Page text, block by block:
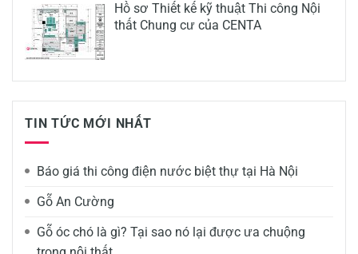
Hồ sơ Thiết kế kỹ thuật Thi công Nội
thất Chung cư của CENTA
TIN TỨC MỚI NHẤT
Báo giá thi công điện nước biệt thự tại Hà Nội
Gỗ An Cường
Gỗ óc chó là gì? Tại sao nó lại được ưa chuộng